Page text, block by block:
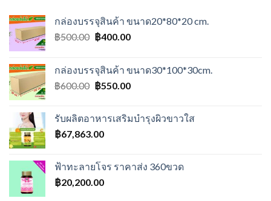
กล่องบรรจุสินค้า ขนาด20*80*20 cm.
฿500.00 Original
฿500.00.
฿400.00Current
฿400.00.
กล่องบรรจุสินค้า ขนาด30*100*30cm.
฿600.00 Original
฿600.00.
฿550.00Current
฿550.00.
รับผลิตอาหารเสริมบำรุงผิวขาวใส
฿67,863.00
ฟ้าทะลายโจร ราคาส่ง 360ขวด
฿20,200.00